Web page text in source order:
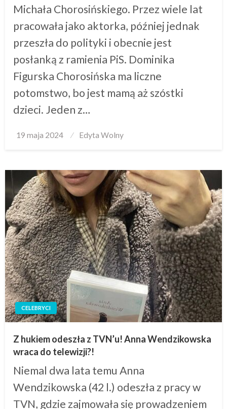
Michała Chorosińskiego. Przez wiele lat
pracowała jako aktorka, później jednak
przeszła do polityki i obecnie jest
posłanką z ramienia PiS. Dominika
Figurska Chorosińska ma liczne
potomstwo, bo jest mamą aż szóstki
dzieci. Jeden z…
Posted
19 maja 2024 Edyta Wolny
CELEBRYCI
Z hukiem odeszła z TVN’u! Anna Wendzikowska
wraca do telewizji?!
Niemal dwa lata temu Anna
Wendzikowska (42 l.) odeszła z pracy w
TVN, gdzie zajmowała się prowadzeniem